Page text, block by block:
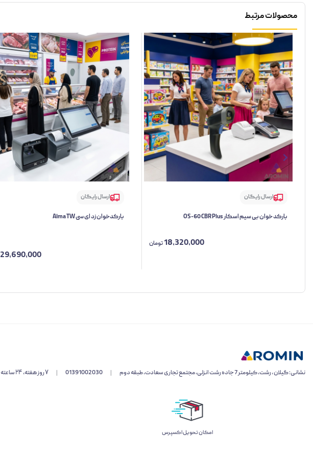
محصولات مرتبط
ارسال رایگان
بارکد خوان بی سیم اسکار OS-60 CBR Plus
18,320,000 تومان
ارسال رایگان
بارکدخوان زد ای سی Alma TW
29,690,000
نشانی: گیلان ، رشت، کیلومتر 7 جاده رشت انزلی، مجتمع تجاری سعادت، طبقه دوم |
01391002030
| ۷ روز هفته، ۲۴ ساعته پاسخگوی شما هستیم
اﻣﮑﺎن ﺗﺤﻮﯾﻞ اﮐﺴﭙﺮس